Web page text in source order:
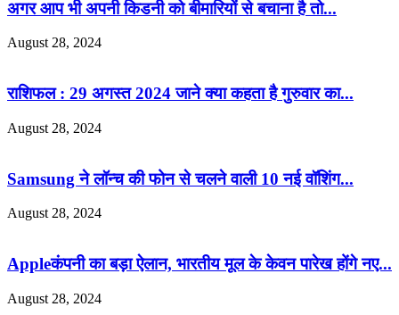
अगर आप भी अपनी किडनी को बीमारियों से बचाना है तो...
August 28, 2024
राशिफल : 29 अगस्त 2024 जाने क्या कहता है गुरुवार का...
August 28, 2024
Samsung ने लॉन्च की फोन से चलने वाली 10 नई वॉशिंग...
August 28, 2024
Appleकंपनी का बड़ा ऐलान, भारतीय मूल के केवन पारेख होंगे नए...
August 28, 2024